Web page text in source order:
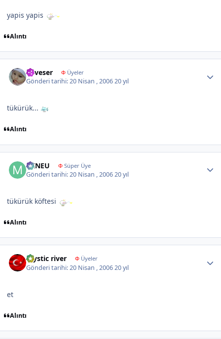
yapis yapis
Alıntı
neveser ΦÜyeler
Gönderi tarihi:20 Nisan , 200620 yıl
tükürük...
Alıntı
MINEU ΦSüper Üye
Gönderi tarihi:20 Nisan , 200620 yıl
tükürük köftesi
Alıntı
mystic river ΦÜyeler
Gönderi tarihi:20 Nisan , 200620 yıl
et
Alıntı